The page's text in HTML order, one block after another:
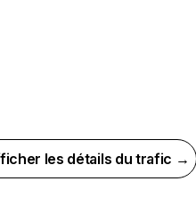
les détails du trafic →